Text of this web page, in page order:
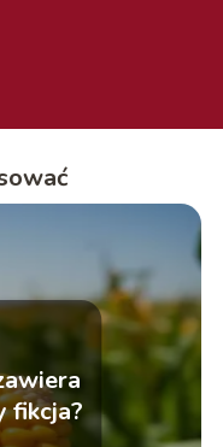
fikcja?